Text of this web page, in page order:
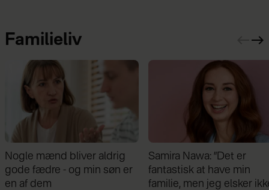
Familieliv
er
Samira Nawa: ”Det er
fantastisk at have min
familie, men jeg elsker ikke
Jeg valgte at blive
min mand - da jeg
gik forbi hans hus,